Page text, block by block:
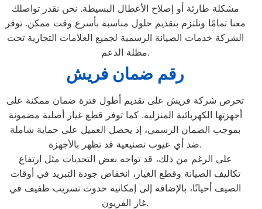
مشكلة طارئة أو إصلاح الأعطال البسيطة. نحن نقدر تواصلك
معنا تمامًا ونلتزم بتقديم حلول مناسبة بأسرع وقت ممكن. توفر
الشركة خدمات الصيانة الرسمية لجميع العلامات التجارية تحت
مظلة الدعم.
رقم ضمان فريش
تحرص شركة فريش على تقديم أطول فترة ضمان ممكنة على
أجهزتها الكهربائية المنزلية. كما توفر قطع غيار أصلية مضمونة
بموجب الضمان الرسمي، إذ يحصل العميل على حماية شاملة
ضد أي عيوب تصنيعية قد تظهر بالأجهزة.
على الرغم من ذلك، قد تواجه بعض التحديات مثل ارتفاع
تكاليف الصيانة وقطع الغيار، انخفاض جودة التبريد في أوقات
الصيف أحيانًا، بالإضافة إلى إمكانية حدوث تسريب طفيف في
غاز الفريون.